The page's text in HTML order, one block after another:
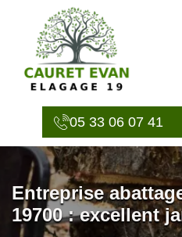
05 33 06 07 41
Entreprise
19700 : excellent